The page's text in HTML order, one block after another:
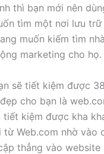
thì bạn mới nên
tìm một nơi lưu
muốn kiếm tìm
marketing cho họ.
sẽ tiết kiệm được
cho bạn là
kiệm được kha
Web.com nhờ
thẳng vào website